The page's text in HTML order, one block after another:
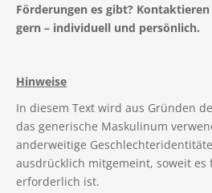
Förderungen es gibt?
gern – individuell und persönlich.
Hinweise
In diesem Text wird aus Gründen
das generische Maskulinum
anderweitige
ausdrücklich mitgemeint, soweit es
erforderlich ist.